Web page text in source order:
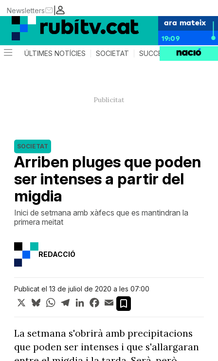
|
Newsletters
ara mateix
19:09
ÚLTIMES NOTÍCIES SOCIETAT SUCCESSOS
Arriben pluges que poden
ser intenses a partir del
migdia
SOCIETAT
Inici de setmana amb xàfecs que es mantindran la
primera meitat
REDACCIÓ
Publicat el 13 de juliol de 2020 a les 07:00
X BlueskyWhatsApp
TelegramLinkedInFacebook
Email
La setmana s'obrirà amb precipitacions
que poden ser intenses i que s'allargaran